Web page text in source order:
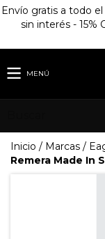
Envío gratis a todo
sin interés - 15%
MENÚ
Inicio / Marcas /
Remera Made In